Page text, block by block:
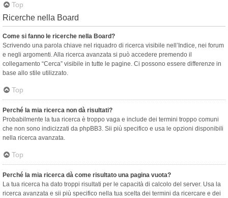
Top
Ricerche nella Board
Come si fanno le ricerche nella Board?
Scrivendo una parola chiave nel riquadro di ricerca visibile nell’Indice, nei forum
e negli argomenti. Alla ricerca avanzata si può accedere premendo il
collegamento “Cerca” visibile in tutte le pagine. Ci possono essere differenze in
base allo stile utilizzato.
Top
Perché la mia ricerca non dà risultati?
Probabilmente la tua ricerca è troppo vaga e include dei termini troppo comuni
che non sono indicizzati da phpBB3. Sii più specifico e usa le opzioni disponibili
nella ricerca avanzata.
Top
Perché la mia ricerca dà come risultato una pagina vuota?
La tua ricerca ha dato troppi risultati per le capacità di calcolo del server. Usa la
ricerca avanzata e sii più specifico nella tua scelta dei termini da ricercare e dei